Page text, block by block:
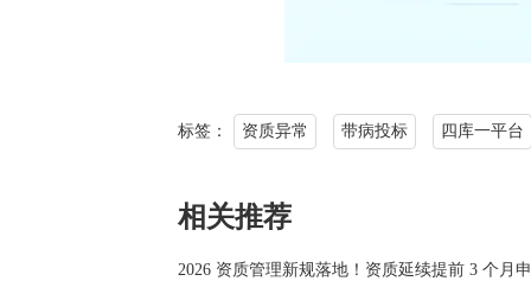
标签： 资质异常 带病投标 四库一平台
相关推荐
2026 资质管理新规落地！资质延续提前 3 个月